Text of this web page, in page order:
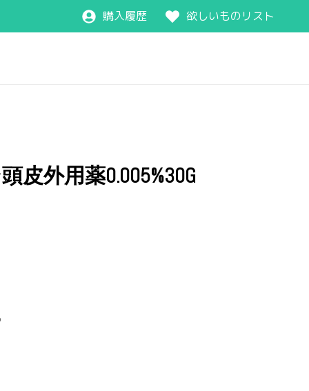
購入履歴 欲しいものリスト
皮外用薬0.005%30G